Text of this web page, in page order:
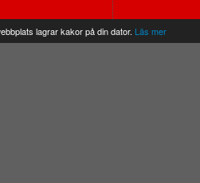
lagrar kakor på din dator. Läs mer